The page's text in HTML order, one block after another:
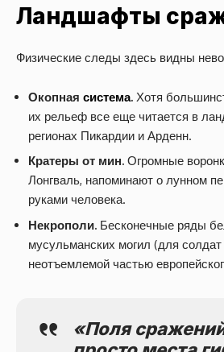
Ландшафты
Физические следы здесь видны
Окопная система. Хотя
их рельеф все еще читается в
регионах Пикардии и Арденн.
Кратеры от мин. Огромные
Лонгваль, напоминают о лунном
руками человека.
Некрополи. Бесконечные ряды
мусульманских могил (для
неотъемлемой частью
«Поля